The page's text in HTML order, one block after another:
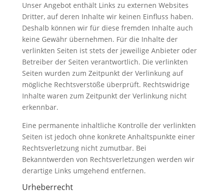
Unser Angebot enthält Links zu externen Websites
Dritter, auf deren Inhalte wir keinen Einfluss haben.
Deshalb können wir für diese fremden Inhalte auch
keine Gewähr übernehmen. Für die Inhalte der
verlinkten Seiten ist stets der jeweilige Anbieter oder
Betreiber der Seiten verantwortlich. Die verlinkten
Seiten wurden zum Zeitpunkt der Verlinkung auf
mögliche Rechtsverstöße überprüft. Rechtswidrige
Inhalte waren zum Zeitpunkt der Verlinkung nicht
erkennbar.
Eine permanente inhaltliche Kontrolle der verlinkten
Seiten ist jedoch ohne konkrete Anhaltspunkte einer
Rechtsverletzung nicht zumutbar. Bei
Bekanntwerden von Rechtsverletzungen werden wir
derartige Links umgehend entfernen.
Urheberrecht